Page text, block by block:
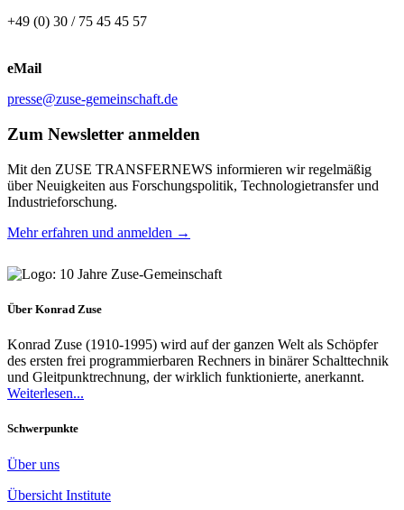
+49 (0) 30 / 75 45 45 57
eMail
presse@zuse-gemeinschaft.de
Zum Newsletter anmelden
Mit den ZUSE TRANSFERNEWS informieren wir regelmäßig
über Neuigkeiten aus Forschungspolitik, Technologietransfer und
Industrieforschung.
Mehr erfahren und anmelden →
Über Konrad Zuse
Konrad Zuse (1910-1995) wird auf der ganzen Welt als Schöpfer
des ersten frei programmierbaren Rechners in binärer Schalttechnik
und Gleitpunktrechnung, der wirklich funktionierte, anerkannt.
Weiterlesen...
Schwerpunkte
Über uns
Übersicht Institute